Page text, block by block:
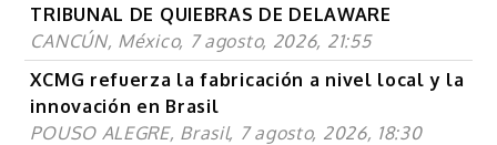
TRIBUNAL DE QUIEBRAS DE DELAWARE
CANCÚN, México, 7 agosto, 2026, 21:55
XCMG refuerza la fabricación a nivel local y la
innovación en Brasil
POUSO ALEGRE, Brasil, 7 agosto, 2026, 18:30